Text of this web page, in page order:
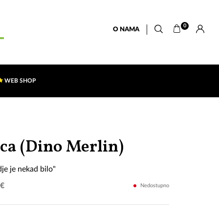
O NAMA
0
WEB SHOP
(Dino Merlin)
Sarajevo
gdje
je nekad bilo"
Nedostupno